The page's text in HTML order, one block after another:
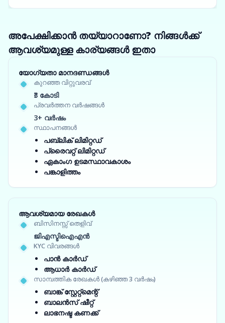
അപേക്ഷിക്കാൻ തയ്യാറാണോ? നിങ്ങൾക്ക്
ആവശ്യമുള്ള കാര്യങ്ങൾ ഇതാ
യോഗ്യതാ മാനദണ്ഡങ്ങൾ
കുറഞ്ഞ വിറ്റുവരവ്
₹3 കോടി
പ്രവർത്തന വർഷങ്ങൾ
3+ വർഷം
സ്ഥാപനങ്ങൾ
പബ്ലിക് ലിമിറ്റഡ്
പ്രൈവറ്റ് ലിമിറ്റഡ്
ഏകാംഗ ഉടമസ്ഥാവകാശം
പങ്കാളിത്തം
ആവശ്യമായ രേഖകൾ
ബിസിനസ്സ് തെളിവ്
ജിഎസ്ടിഐഎൻ
KYC വിവരങ്ങൾ
പാൻ കാർഡ്
ആധാർ കാർഡ്
സാമ്പത്തിക രേഖകൾ (കഴിഞ്ഞ 3 വർഷം)
ബാങ്ക് സ്റ്റേറ്റ്‌മെന്റ്
ബാലൻസ് ഷീറ്റ്
ലാഭനഷ്ട കണക്ക്